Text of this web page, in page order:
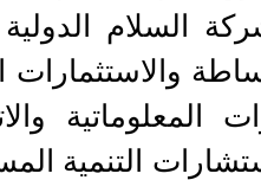
السلام
المعلوماتية
التنمية